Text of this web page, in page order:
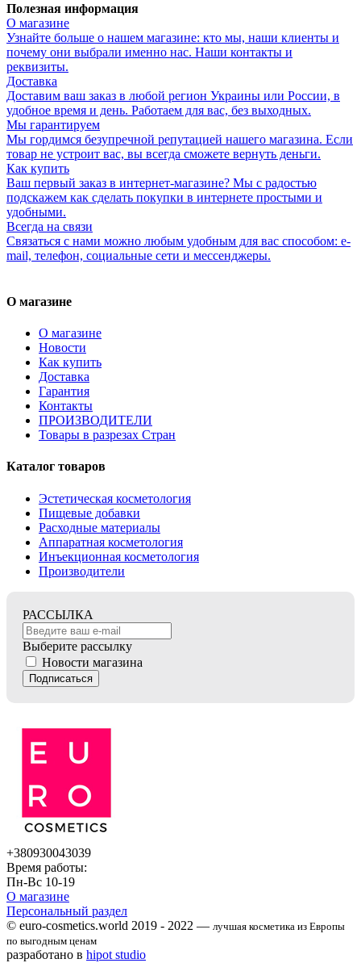
Полезная информация
О магазине
Узнайте больше о нашем магазине: кто мы, наши клиенты и
почему они выбрали именно нас. Наши контакты и
реквизиты.
Доставка
Доставим ваш заказ в любой регион Украины или России, в
удобное время и день. Работаем для вас, без выходных.
Мы гарантируем
Мы гордимся безупречной репутацией нашего магазина. Если
товар не устроит вас, вы всегда сможете вернуть деньги.
Как купить
Ваш первый заказ в интернет-магазине? Мы с радостью
подскажем как сделать покупки в интернете простыми и
удобными.
Всегда на связи
Связаться с нами можно любым удобным для вас способом: e-
mail, телефон, социальные сети и мессенджеры.
О магазине
О магазине
Новости
Как купить
Доставка
Гарантия
Контакты
ПРОИЗВОДИТЕЛИ
Товары в разрезах Стран
Каталог товаров
Эстетическая косметология
Пищевые добавки
Расходные материалы
Аппаратная косметология
Инъекционная косметология
Производители
РАССЫЛКА
Выберите рассылку
Новости магазина
Подписаться
+380930043039
Время работы:
Пн-Вс 10-19
О магазине
Персональный раздел
© euro-cosmetics.world 2019 - 2022 — лучшая косметика из Европы
по выгодным ценам
разработано в hipot studio